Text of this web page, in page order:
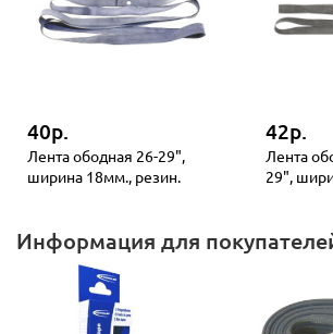
40р.
Лента ободная 26-29",
ширина 18мм., резин.
42р.
Лента
29",
Информация для